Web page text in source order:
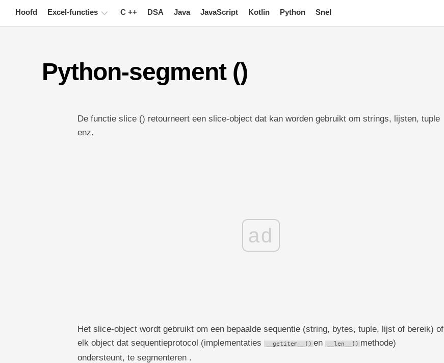
content
Hoofd Excel-functies
Excel-
tips
Woordenlijst
C ++ DSA Java JavaScript Kotlin Python Snel
Python-segment ()
De functie slice () retourneert een slice-object dat kan worden gebruikt om strings, lijsten, tuple
enz.
ad
Het slice-object wordt gebruikt om een ​​bepaalde sequentie (string, bytes, tuple, lijst of bereik) of
elk object dat sequentieprotocol (implementaties
__getitem__() en __len__() methode)
ondersteunt, te segmenteren .